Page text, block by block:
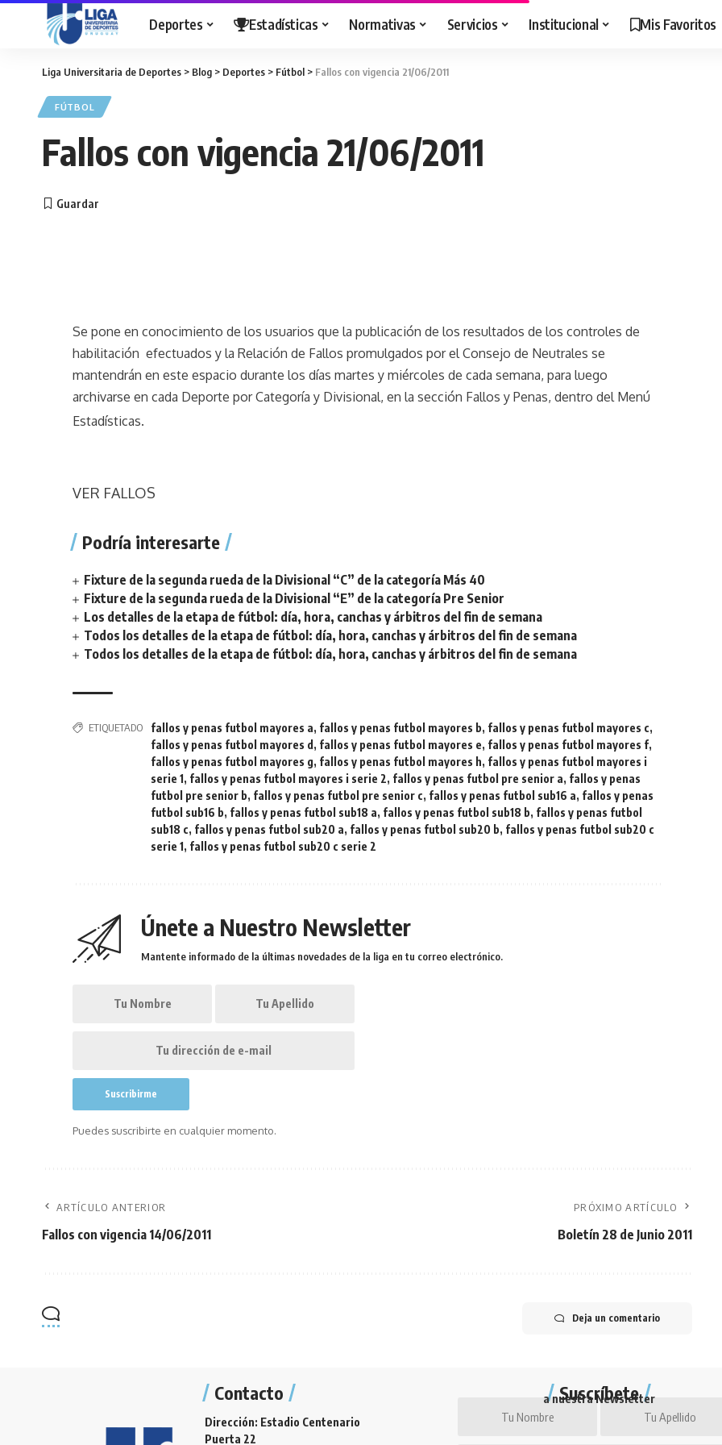
Deportes Estadísticas Normativas Servicios Institucional Mis Favoritos
Liga Universitaria de Deportes > Blog > Deportes > Fútbol > Fallos con vigencia 21/06/2011
FÚTBOL
Fallos con vigencia 21/06/2011
Se pone en conocimiento de los usuarios que la publicación de los resultados de los controles de
habilitación efectuados y la Relación de Fallos promulgados por el Consejo de Neutrales se
mantendrán en este espacio durante los días martes y miércoles de cada semana, para luego
archivarse en cada Deporte por Categoría y Divisional, en la sección Fallos y Penas, dentro del Menú
Estadísticas.
VER FALLOS
Podría interesarte
Fixture de la segunda rueda de la Divisional “C” de la categoría Más 40
Fixture de la segunda rueda de la Divisional “E” de la categoría Pre Senior
Los detalles de la etapa de fútbol: día, hora, canchas y árbitros del fin de semana
Todos los detalles de la etapa de fútbol: día, hora, canchas y árbitros del fin de semana
Todos los detalles de la etapa de fútbol: día, hora, canchas y árbitros del fin de semana
ETIQUETADO fallos y penas futbol mayores a, fallos y penas futbol mayores b, fallos y penas futbol mayores c,
fallos y penas futbol mayores d , fallos y penas futbol mayores e, fallos y penas futbol mayores f,
fallos y penas futbol mayores g, fallos y penas futbol mayores h, fallos y penas futbol mayores i
serie 1, fallos y penas futbol mayores i serie 2, fallos y penas futbol pre senior a, fallos y penas
futbol pre senior b, fallos y penas futbol pre senior c, fallos y penas futbol sub16 a, fallos y penas
futbol sub16 b, fallos y penas futbol sub18 a, fallos y penas futbol sub18 b, fallos y penas futbol
sub18 c, fallos y penas futbol sub20 a, fallos y penas futbol sub20 b, fallos y penas futbol sub20 c
serie 1, fallos y penas futbol sub20 c serie 2
Únete a Nuestro Newsletter
Mantente informado de la últimas novedades de la liga en tu correo electrónico.
Puedes suscribirte en cualquier momento.
ARTÍCULO ANTERIOR
Fallos con vigencia 14/06/2011
PRÓXIMO ARTÍCULO
Boletín 28 de Junio 2011
Deja un comentario
Contacto
Dirección: Estadio Centenario
Puerta 22
Suscríbete
a nuestra Newsletter